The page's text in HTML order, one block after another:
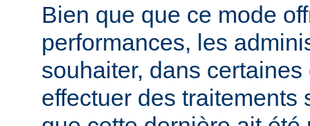
Bien que que ce mode
performances, les
souhaiter, dans
effectuer des traitements